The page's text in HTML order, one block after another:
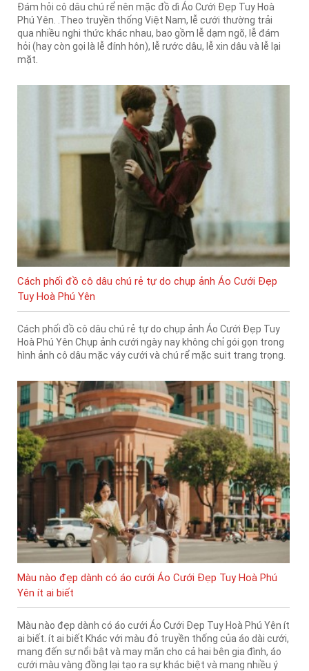
Đám hỏi cô dâu chú rể nên mặc đồ dì Áo Cưới Đẹp Tuy Hoà
Phú Yên. .Theo truyền thống Việt Nam, lễ cưới thường trải
qua nhiều nghi thức khác nhau, bao gồm lễ dạm ngõ, lễ đám
hỏi (hay còn gọi là lễ đính hôn), lễ rước dâu, lễ xin dâu và lễ lại
mặt.
Cách phối đồ cô dâu chú rẻ tự do chụp ảnh Áo Cưới Đẹp
Tuy Hoà Phú Yên
Cách phối đồ cô dâu chú rẻ tự do chụp ảnh Áo Cưới Đẹp Tuy
Hoà Phú Yên Chụp ảnh cưới ngày nay không chỉ gói gọn trong
hình ảnh cô dâu mặc váy cưới và chú rể mặc suit trang trọng.
Màu nào đẹp dành có áo cưới Áo Cưới Đẹp Tuy Hoà Phú
Yên ít ai biết
Màu nào đẹp dành có áo cưới Áo Cưới Đẹp Tuy Hoà Phú Yên ít
ai biết. ít ai biết Khác với màu đỏ truyền thống của áo dài cưới,
mang đến sự nổi bật và may mắn cho cả hai bên gia đình, áo
cưới màu vàng đồng lại tạo ra sự khác biệt và mang nhiều ý